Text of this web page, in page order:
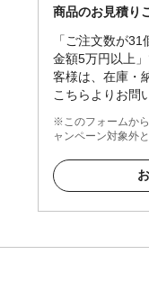
商品のお見積り
「ご注文数が
金額5万円以上
客様は、在庫・
こちらよりお問
※このフォームか
ャンペーン対象外